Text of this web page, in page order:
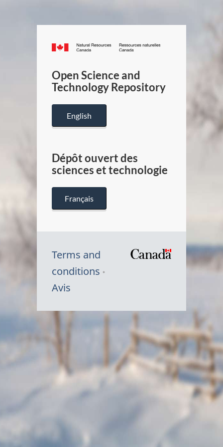
Canada.ca
/
Canada
Open Science and
Technology Repository
English
Dépôt ouvert des
sciences et technologie
Français
Terms and
conditions
Avis
Symbole
Canada